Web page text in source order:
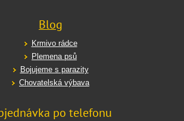
Blog
Krmivo rádce
Plemena psů
Bojujeme s parazity
Chovatelská výbava
po telefonu